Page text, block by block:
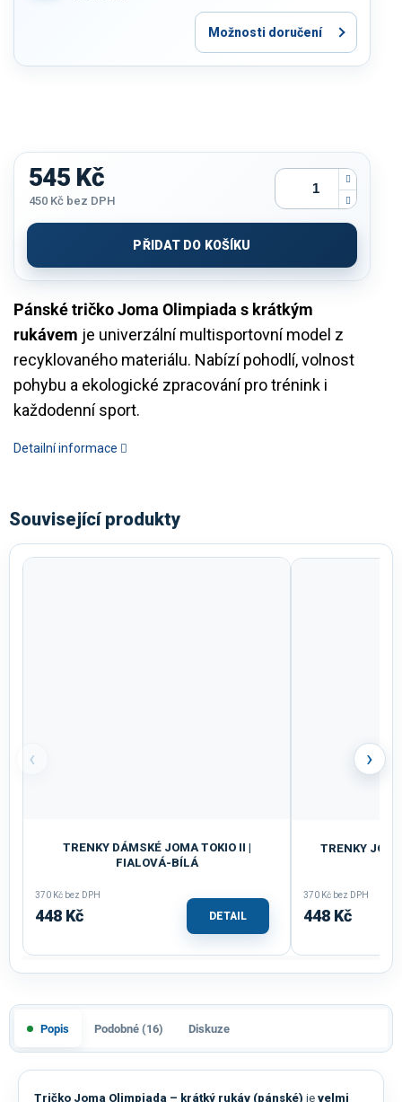
Možnosti doručení
Pánské tričko Joma Olimpiada s krátkým
rukávem je univerzální multisportovní model z
recyklovaného materiálu. Nabízí pohodlí, volnost
pohybu a ekologické zpracování pro trénink i
každodenní sport.
Detailní informace
545 Kč
450 Kč bez DPH
cena:
PŘIDAT DO KOŠÍKU
Související produkty
‹
TRENKY DÁMSKÉ JOMA TOKIO II |
FIALOVÁ-BÍLÁ
370 Kč bez DPH
448 Kč DETAIL
TRENKY
370 Kč bez DPH
448 Kč
›
Popis Podobné (16) Diskuze
Tričko Joma Olimpiada – krátký rukáv (pánské) je velmi